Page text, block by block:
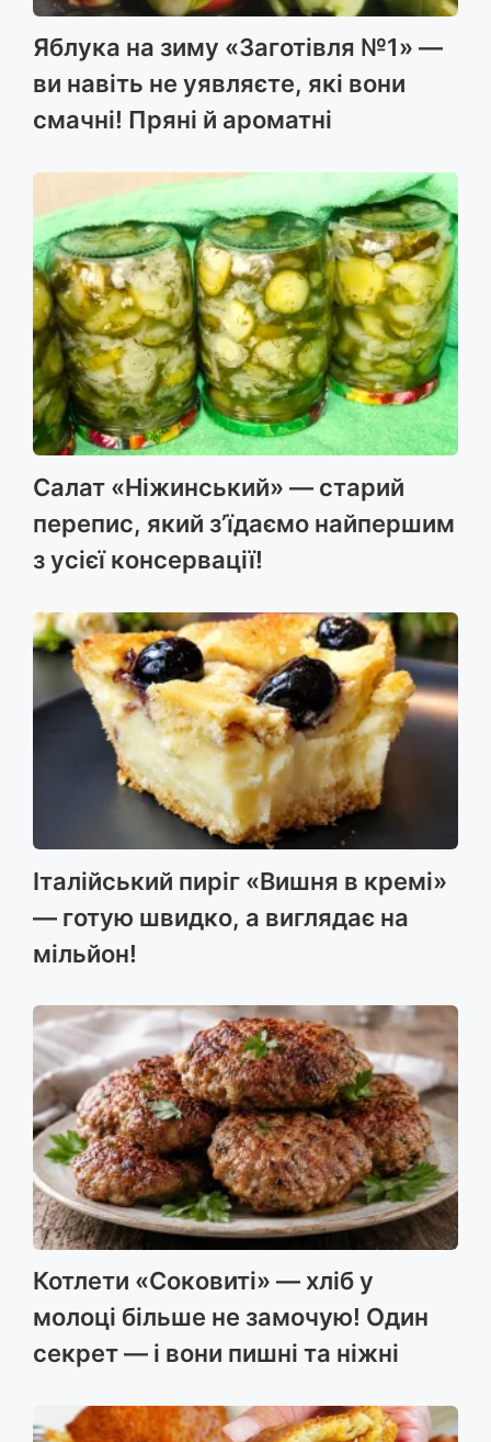
Яблука на зиму «Заготівля №1» —
ви навіть не уявляєте, які вони
смачні! Пряні й ароматні
Салат «Ніжинський» — старий
перепис, який з’їдаємо найпершим
з усієї консервації!
Італійський пиріг «Вишня в кремі»
— готую швидко, а виглядає на
мільйон!
Котлети «Соковиті» — хліб у
молоці більше не замочую! Один
секрет — і вони пишні та ніжні